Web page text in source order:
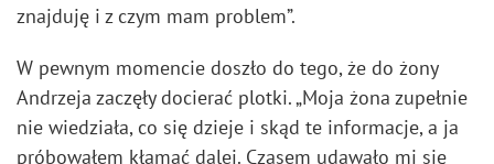
znajduję i z czym mam problem”.
W pewnym momencie doszło do tego, że do żony
Andrzeja zaczęły docierać plotki. „Moja żona zupełnie
nie wiedziała, co się dzieje i skąd te informacje, a ja
próbowałem kłamać dalej. Czasem udawało mi się